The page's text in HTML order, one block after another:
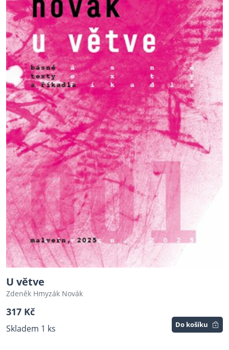
U větve
Zdeněk Hmyzák Novák
317 Kč
Skladem 1 ks Do košíku